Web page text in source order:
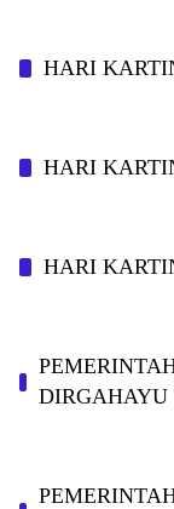
HARI
HARI
HARI
DIRGAHAYU